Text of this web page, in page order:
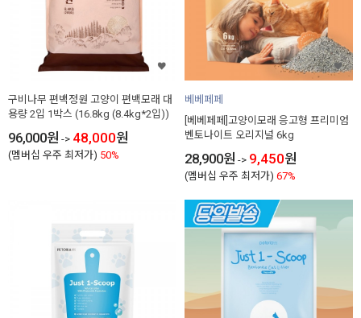
구비나무 편백정원 고양이 편백모래 대
용량 2입 1박스 (16.8kg (8.4kg*2입))
96,000원 -> 48,000원
(멤버십 우주 최저가) 50%
베베페페
[베베페페]고양이모래 응고형 프리미엄
벤토나이트 오리지널 6kg
28,900원 -> 9,450원
(멤버십 우주 최저가) 67%